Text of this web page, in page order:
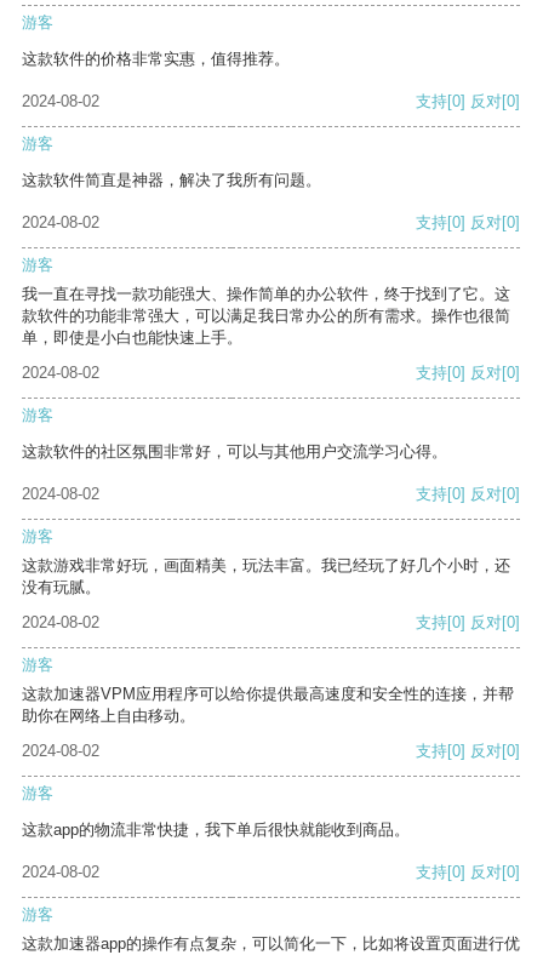
游客
这款软件的价格非常实惠，值得推荐。
2024-08-02 支持[0] 反对[0]
游客
这款软件简直是神器，解决了我所有问题。
2024-08-02 支持[0] 反对[0]
游客
我一直在寻找一款功能强大、操作简单的办公软件，终于找到了它。这
款软件的功能非常强大，可以满足我日常办公的所有需求。操作也很简
单，即使是小白也能快速上手。
2024-08-02
支持[0] 反对[0]
游客
这款软件的社区氛围非常好，可以与其他用户交流学习心得。
2024-08-02 支持[0] 反对[0]
游客
这款游戏非常好玩，画面精美，玩法丰富。我已经玩了好几个小时，还
没有玩腻。
2024-08-02
支持[0] 反对[0]
游客
这款加速器VPM应用程序可以给你提供最高速度和安全性的连接，并帮
助你在网络上自由移动。
2024-08-02
支持[0] 反对[0]
游客
这款app的物流非常快捷，我下单后很快就能收到商品。
2024-08-02 支持[0] 反对[0]
游客
这款加速器app的操作有点复杂，可以简化一下，比如将设置页面进行优